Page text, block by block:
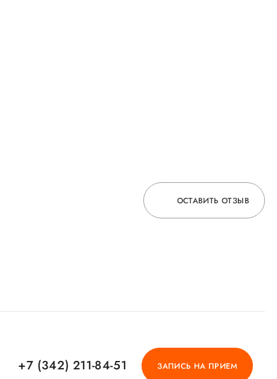
ОСТАВИТЬ ОТЗЫВ
+7 (342) 211-84-51 ЗАПИСЬ НА ПРИЕМ